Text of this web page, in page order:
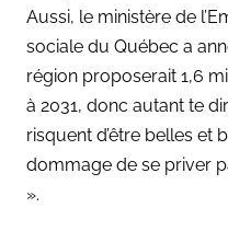
Aussi, le ministère de
sociale du Québec a
région proposerait 1,6
à 2031, donc autant te
risquent d’être belles et
dommage de se priver
».